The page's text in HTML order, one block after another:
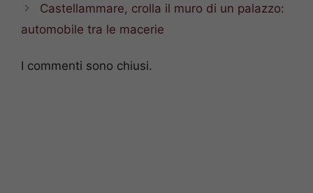
Castellammare, crolla il muro di un palazzo:
automobile tra le macerie
I commenti sono chiusi.